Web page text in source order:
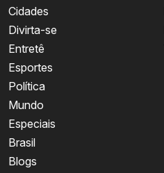
Cidades
Divirta-se
Entretê
Esportes
Política
Mundo
Especiais
Brasil
Blogs